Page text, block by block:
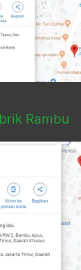
Rambu